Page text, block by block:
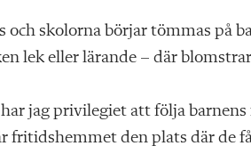
och skolorna börjar tömmas på
lek eller lärande – där
jag privilegiet att följa
fritidshemmet den plats där de